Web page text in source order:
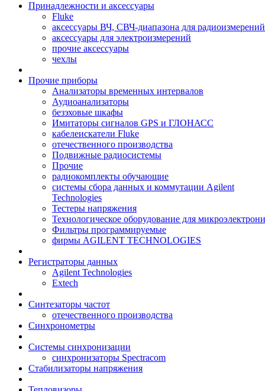
Принадлежности и аксессуары
Fluke
аксессуары ВЧ, СВЧ-диапазона для радиоизмерений
аксессуары для электроизмерений
прочие аксессуары
чехлы
Прочие приборы
Анализаторы временных интервалов
Аудиоанализаторы
безэховые шкафы
Имитаторы сигналов GPS и ГЛОНАСС
кабелеискатели Fluke
отечественного производства
Подвижные радиосистемы
Прочие
радиокомплекты обучающие
системы сбора данных и коммутации Agilent
Technologies
Тестеры напряжения
Технологическое оборудование для
Фильтры программируемые
фирмы AGILENT TECHNOLOGIES
Регистраторы данных
Agilent Technologies
Extech
Синтезаторы частот
отечественного производства
Синхронометры
Системы синхронизации
синхронизаторы Spectracom
Стабилизаторы напряжения